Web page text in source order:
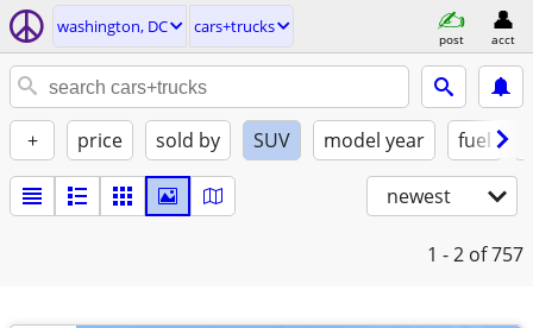
washington, DC cars+trucks
post acct
+ price sold by SUV model year fuel
newest
1 - 2 of 757